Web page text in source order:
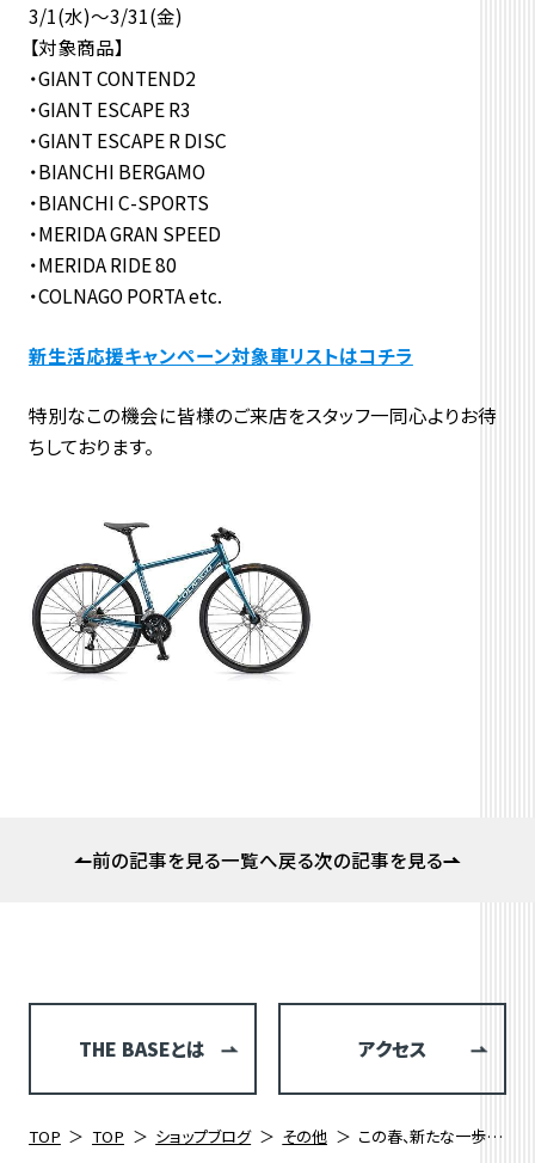
3/1(水)〜3/31(金)
【対象商品】
・GIANT CONTEND2
・GIANT ESCAPE R3
・GIANT ESCAPE R DISC
・BIANCHI BERGAMO
・BIANCHI C-SPORTS
・MERIDA GRAN SPEED
・MERIDA RIDE 80
・COLNAGO PORTA etc.
新生活応援キャンペーン対象車リストはコチラ
特別なこの機会に皆様のご来店をスタッフ一同心よりお待
ちしております。
前の記事を見る一覧へ戻る次の記事を見る
THE BASEとは アクセス
TOP TOP ショップブログ その他 この春、新たな一歩を踏み出す皆さんにお知らせ！ 「新生活応援キャンペーン」